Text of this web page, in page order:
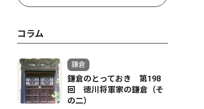
コラム
鎌倉
鎌倉のとっておき 第198
回 徳川将軍家の鎌倉（そ
の二）